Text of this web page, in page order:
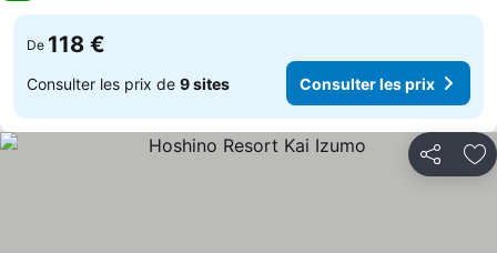
De 118 €
Consulter les prix de 9 sites Consulter les prix
Partager